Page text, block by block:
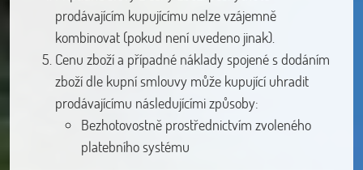
prodávajícím kupujícímu nelze vzájemně
kombinovat (pokud není uvedeno jinak).
Cenu zboží a případné náklady spojené s dodáním
zboží dle kupní smlouvy může kupující uhradit
prodávajícímu následujícími způsoby:
Bezhotovostně prostřednictvím zvoleného
platebního systému